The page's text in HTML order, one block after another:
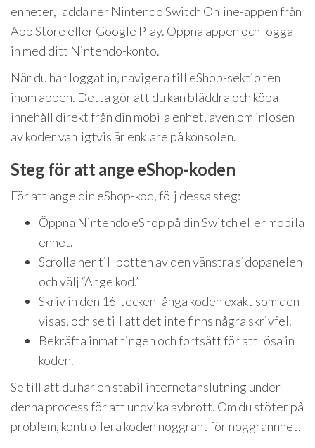
enheter, ladda ner Nintendo Switch Online-appen från
App Store eller Google Play. Öppna appen och logga
in med ditt Nintendo-konto.
När du har loggat in, navigera till eShop-sektionen
inom appen. Detta gör att du kan bläddra och köpa
innehåll direkt från din mobila enhet, även om inlösen
av koder vanligtvis är enklare på konsolen.
Steg för att ange eShop-koden
För att ange din eShop-kod, följ dessa steg:
Öppna Nintendo eShop på din Switch eller mobila
enhet.
Scrolla ner till botten av den vänstra sidopanelen
och välj “Ange kod.”
Skriv in den 16-tecken långa koden exakt som den
visas, och se till att det inte finns några skrivfel.
Bekräfta inmatningen och fortsätt för att lösa in
koden.
Se till att du har en stabil internetanslutning under
denna process för att undvika avbrott. Om du stöter på
problem, kontrollera koden noggrant för noggrannhet.